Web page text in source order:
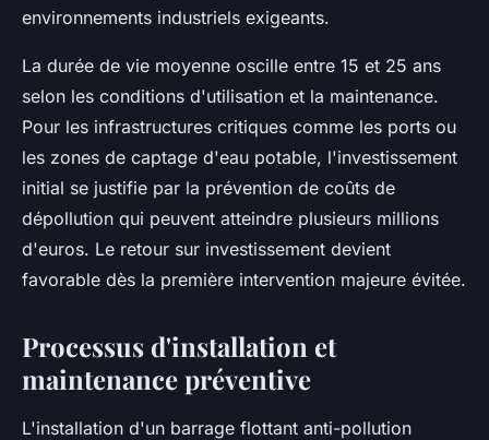
environnements industriels exigeants.
La durée de vie moyenne oscille entre 15 et 25 ans
selon les conditions d'utilisation et la maintenance.
Pour les infrastructures critiques comme les ports ou
les zones de captage d'eau potable, l'investissement
initial se justifie par la prévention de coûts de
dépollution qui peuvent atteindre plusieurs millions
d'euros. Le retour sur investissement devient
favorable dès la première intervention majeure évitée.
Processus d'installation et
maintenance préventive
L'installation d'un barrage flottant anti-pollution